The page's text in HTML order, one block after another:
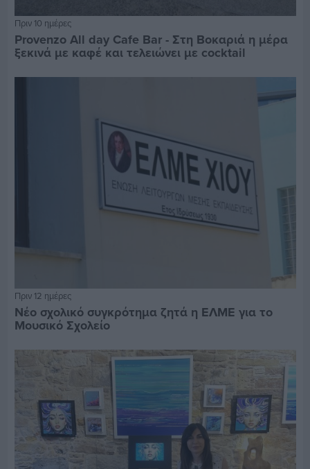
Πριν 10 ημέρες
Provenzo All day Cafe Bar - Στη Βοκαριά η μέρα
ξεκινά με καφέ και τελειώνει με cocktail
Πριν 12 ημέρες
Νέο σχολικό συγκρότημα ζητά η ΕΛΜΕ για το
Μουσικό Σχολείο